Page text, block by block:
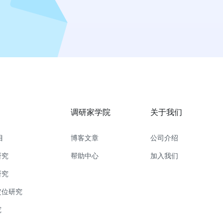
究
究
研究
调研家学院
博客文章
帮助中心
关于我们
公司介绍
加入我们